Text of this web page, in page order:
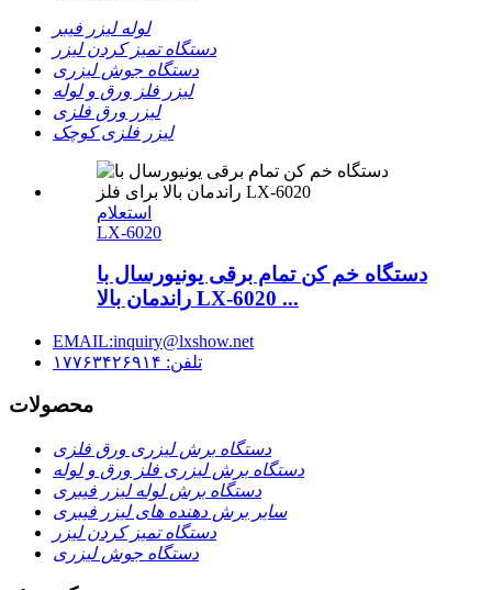
لوله لیزر فیبر
دستگاه تمیز کردن لیزر
دستگاه جوش لیزری
لیزر فلز ورق و لوله
لیزر ورق فلزی
لیزر فلزی کوچک
استعلام
LX-6020
دستگاه خم کن تمام برقی یونیورسال با
راندمان بالا LX-6020 ...
EMAIL:inquiry@lxshow.net
تلفن: ۱۷۷۶۳۴۲۶۹۱۴
محصولات
دستگاه برش لیزری ورق فلزی
دستگاه برش لیزری فلز ورق و لوله
دستگاه برش لوله لیزر فیبری
سایر برش دهنده های لیزر فیبری
دستگاه تمیز کردن لیزر
دستگاه جوش لیزری